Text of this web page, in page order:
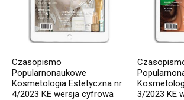
Czasopismo
Popularnonaukowe
Kosmetologia Estetyczna nr
4/2023 KE wersja cyfrowa
3/2023 KE